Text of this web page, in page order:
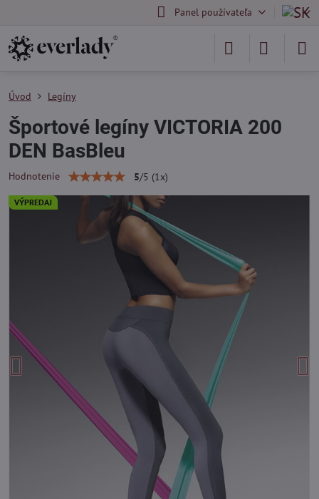
Panel používateľa
VÝPREDAJ
Úvod Legíny
Športové legíny VICTORIA 200
DEN BasBleu
Hodnotenie 5/5 (1 x)